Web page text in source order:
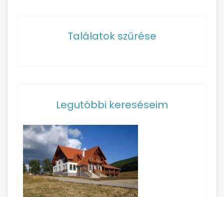
Találatok szűrése
Legutóbbi kereséseim